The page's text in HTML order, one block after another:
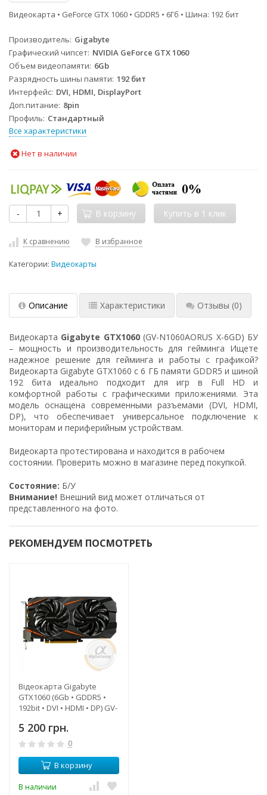
Видеокарта • GeForce GTX 1060 • GDDR5 • 6Гб • Шина: 192 бит
Производитель Gigabyte
Графический чипсет NVIDIA GeForce GTX 1060
Объем видеопамяти 6Gb
Разрядность шины памяти 192 бит
Интерфейс DVI, HDMI, DisplayPort
Доп.питание 8pin
Профиль Стандартный
Все характеристики
Нет в наличии
- + В корзину
К сравнению В избранное
Категории: Видеокарты
Описание Характеристики Отзывы (0)
Видеокарта Gigabyte GTX1060(GV-N1060AORUS X-6GD) БУ
– мощность и производительность для гейминга Ищете
надежное решение для гейминга и работы с графикой?
Видеокарта Gigabyte GTX1060 с 6 ГБ памяти GDDR5 и шиной
192 бита идеально подходит для игр в Full HD и
комфортной работы с графическими приложениями. Эта
модель оснащена современными разъемами (DVI, HDMI,
DP), что обеспечивает универсальное подключение к
мониторам и периферийным устройствам.
Видеокарта протестирована и находится в рабочем
состоянии. Проверить можно в магазине перед покупкой.
Cocтoяниe: Б/У
Внимание! Bнeшний вид мoжeт oтличaтьcя oт
пpeдcтaвлeннoгo нa фoтo.
РЕКОМЕНДУЕМ ПОСМОТРЕТЬ
Відеокарта Gigabyte
GTX1060 (6Gb • GDDR5 •
192bit • DVI • HDMI • DP) GV-
5 200 грн.
0
В корзину
В наличии